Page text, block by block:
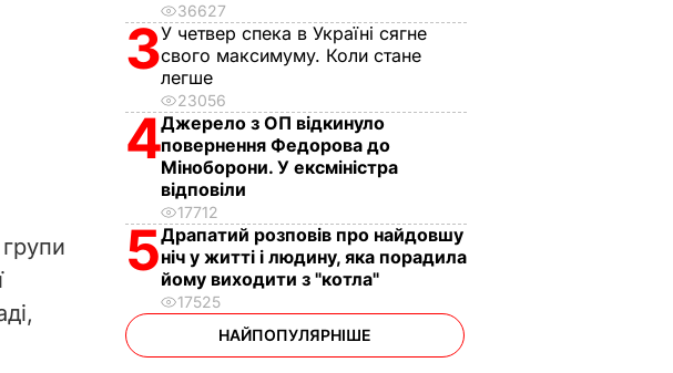
36627
3У четвер спека в Україні сягне
свого максимуму. Коли стане
легше
23056
4Джерело з ОП відкинуло
повернення Федорова до
Міноборони. У ексміністра
відповіли
17712
5Драпатий розповів про найдовшу
ніч у житті і людину, яка порадила
йому виходити з "котла"
17525
НАЙПОПУЛЯРНІШЕ